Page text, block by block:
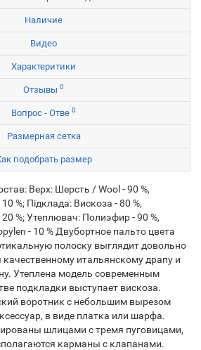
Наличие
Видео
Характеритики
Отзывы 0
Вопрос - Отве 0
Размерная сетка
подобрать размер
Верх: Шерсть / Wool - 90 %,
%; Підклада: Вискоза - 80 %,
%; Утеплювач: Полиэфир - 90 %,
- 10 % Двубортное пальто цвета
полоску выглядит довольно
итальянскому драпу и
Утеплена модель современным
подкладки выступает вискоза.
воротник с небольшим вырезом
в виде платка или шарфа.
шлицами с тремя пуговицами,
карманы с клапанами.